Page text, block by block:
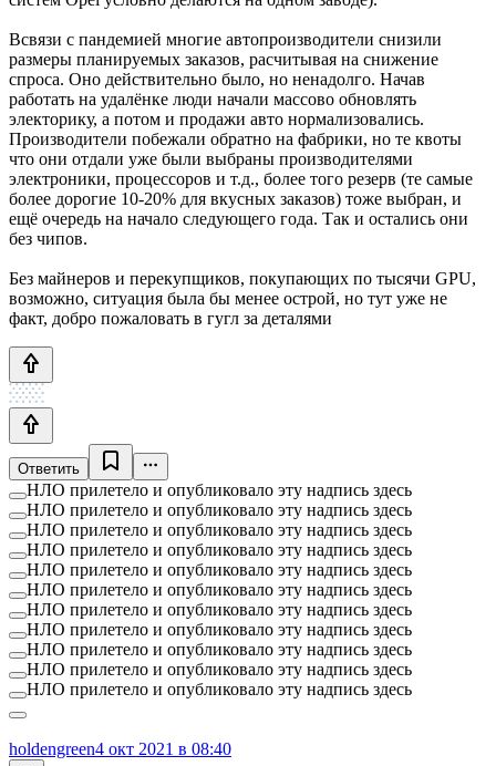
Всвязи с пандемией многие автопроизводители снизили
размеры планируемых заказов, расчитывая на снижение
спроса. Оно действительно было, но ненадолго. Начав
работать на удалёнке люди начали массово обновлять
электорику, а потом и продажи авто нормализовались.
Производители побежали обратно на фабрики, но те квоты
что они отдали уже были выбраны производителями
электроники, процессоров и т.д., более того резерв (те самые
более дорогие 10-20% для вкусных заказов) тоже выбран, и
ещё очередь на начало следующего года. Так и остались они
без чипов.
Без майнеров и перекупщиков, покупающих по тысячи GPU,
возможно, ситуация была бы менее острой, но тут уже не
факт, добро пожаловать в гугл за деталями
Ответить
НЛО прилетело и опубликовало эту надпись здесь
НЛО прилетело и опубликовало эту надпись здесь
НЛО прилетело и опубликовало эту надпись здесь
НЛО прилетело и опубликовало эту надпись здесь
НЛО прилетело и опубликовало эту надпись здесь
НЛО прилетело и опубликовало эту надпись здесь
НЛО прилетело и опубликовало эту надпись здесь
НЛО прилетело и опубликовало эту надпись здесь
НЛО прилетело и опубликовало эту надпись здесь
НЛО прилетело и опубликовало эту надпись здесь
НЛО прилетело и опубликовало эту надпись здесь
holdengreen4 окт 2021 в 08:40